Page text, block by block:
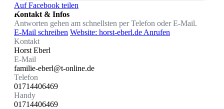
Auf Facebook teilen
Kontakt & Infos
Antworten gehen am schnellsten per Telefon oder E-Mail.
E-Mail schreiben Website: horst-eberl.de Anrufen
Kontakt
Horst Eberl
E-Mail
familie-eberl@t-online.de
Telefon
01714406469
Handy
01714406469